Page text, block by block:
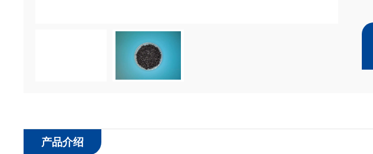
产品介绍